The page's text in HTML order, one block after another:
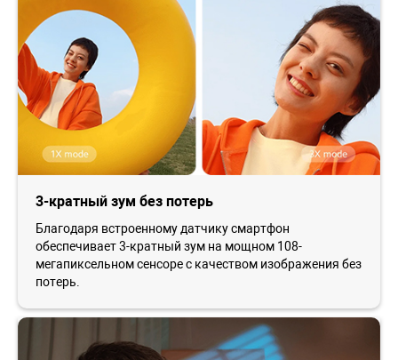
3-кратный зум без потерь
Благодаря встроенному датчику смартфон
обеспечивает 3-кратный зум на мощном 108-
мегапиксельном сенсоре с качеством изображения без
потерь.